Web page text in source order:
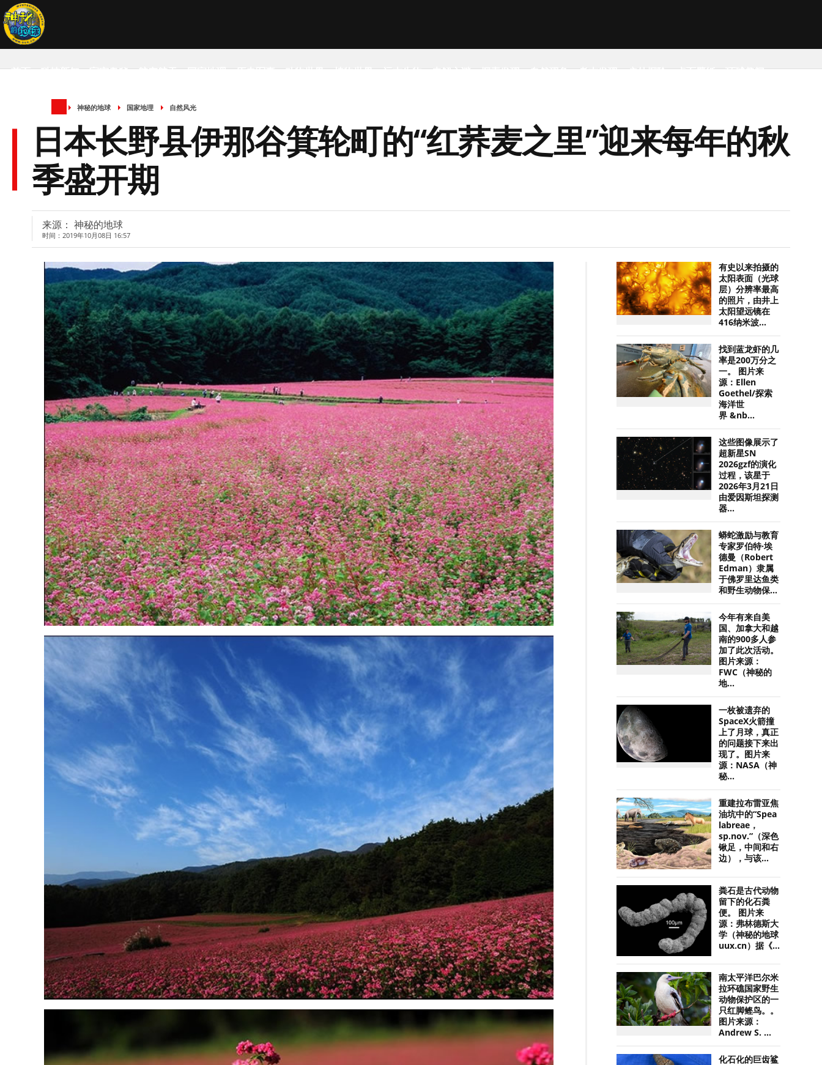
首页 科技新知 宇宙奥秘 航空航天 国家地理 历史军事 动物世界 植物世界 远古生物 未解之谜 探索发现 自然现象 考古发现 户外探险 桌面壁纸 环球趣闻
神秘的地球 国家地理 自然风光
日本长野县伊那谷箕轮町的“红荞麦之里”迎来每年的秋
季盛开期
来源： 神秘的地球
时间：2019年10月08日 16:57
有史以来拍摄的
太阳表面（光球
层）分辨率最高
的照片，由井上
太阳望远镜在
416纳米波...
找到蓝龙虾的几
率是200万分之
一。 图片来
源：Ellen
Goethel/探索
海洋世
界 &nb...
这些图像展示了
超新星SN
2026gzf的演化
过程，该星于
2026年3月21日
由爱因斯坦探测
器...
蟒蛇激励与教育
专家罗伯特·埃
德曼（Robert
Edman）隶属
于佛罗里达鱼类
和野生动物保...
今年有来自美
国、加拿大和越
南的900多人参
加了此次活动。
图片来源：
FWC（神秘的
地...
一枚被遗弃的
SpaceX火箭撞
上了月球，真正
的问题接下来出
现了。图片来
源：NASA（神
秘...
重建拉布雷亚焦
油坑中的“Spea
labreae，
sp.nov.”（深色
锹足，中间和右
边），与该...
粪石是古代动物
留下的化石粪
便。 图片来
源：弗林德斯大
学（神秘的地球
uux.cn）据《...
南太平洋巴尔米
拉环礁国家野生
动物保护区的一
只红脚鲣鸟。。
图片来源：
Andrew S. ...
化石化的巨齿鲨